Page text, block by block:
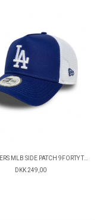
LA DODGERS MLB SIDE PATCH 9FORTY TRUCKER CAP
DKK 249,00